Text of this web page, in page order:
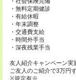
・無料定期健診
・有給休暇
・年末調整
・交通費支給
・時間外手当
・深夜残業手当
友人紹介キャンペーン実
ご友人のご紹介で3万円
※規定有※